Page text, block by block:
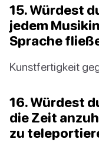
15. Würdest
jedem
Sprache
Kunstfertigkeit
16. Würdest
die Zeit
zu